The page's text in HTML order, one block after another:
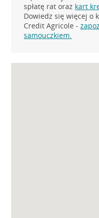
spłatę rat oraz kart
Dowiedz się więcej o
Credit Agricole -
samouczkiem.